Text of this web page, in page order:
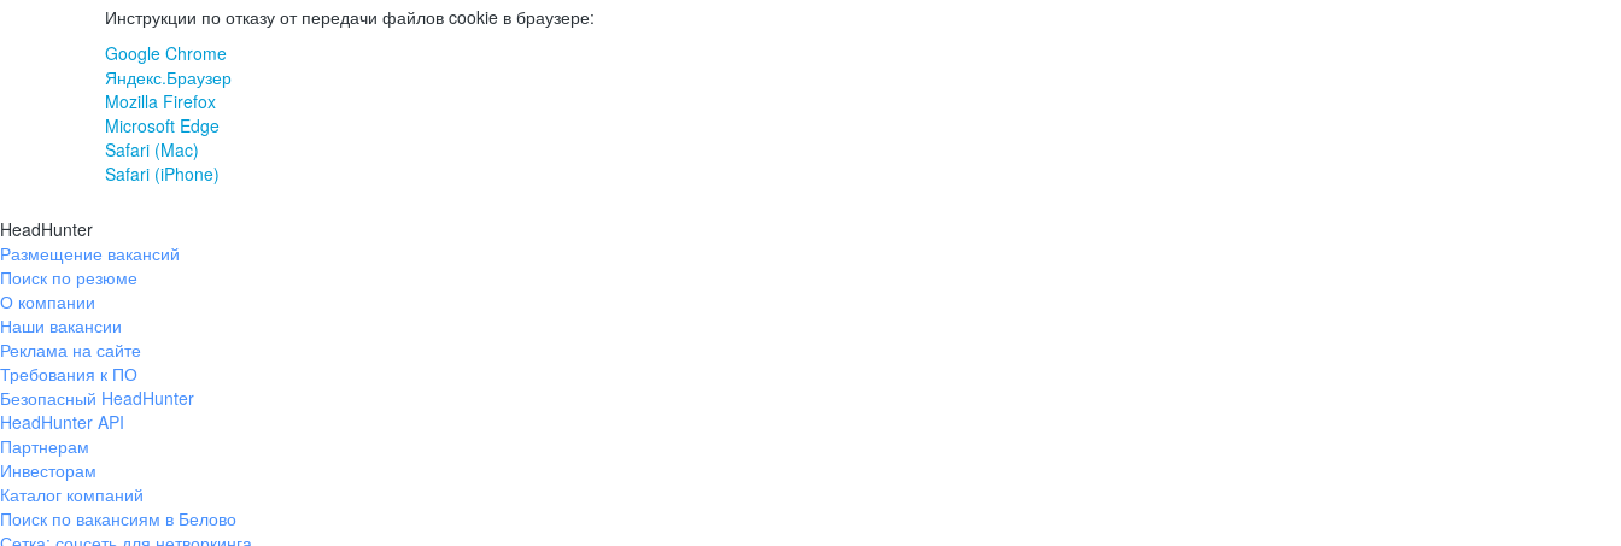
Инструкции по отказу от передачи файлов cookie в браузере:
Google Chrome
Яндекс.Браузер
Mozilla Firefox
Microsoft Edge
Safari (Mac)
Safari (iPhone)
HeadHunter
Размещение вакансий
Поиск по резюме
О компании
Наши вакансии
Реклама на сайте
Требования к ПО
Безопасный HeadHunter
HeadHunter API
Партнерам
Инвесторам
Каталог компаний
Поиск по вакансиям в Белово